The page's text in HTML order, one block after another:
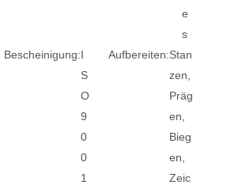
e
s
Bescheinigung:I
S
O
9
0
0
1
Aufbereiten:Stan
zen,
Präg
en,
Bieg
en,
Zeic